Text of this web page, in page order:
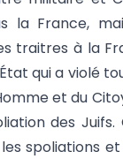
la France,
traitres à la
qui a violé
et du
des Juifs.
spoliations